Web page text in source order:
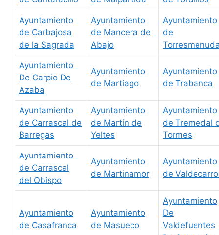
Ayuntamiento
de Carbajosa
de la Sagrada
Ayuntamiento
de Mancera de
Abajo
Ayuntamiento
de
Ayuntamiento
De Carpio De
Azaba
Ayuntamiento
de Martiago
Ayuntamiento
de Trabanca
Ayuntamiento
de Carrascal de
Barregas
Ayuntamiento
de Martín de
Yeltes
Ayuntamiento
de Tremedal
Tormes
Ayuntamiento
de Carrascal
del Obispo
Ayuntamiento
de Martinamor
Ayuntamiento
de
Ayuntamiento
de Casafranca
Ayuntamiento
de Masueco
Ayuntamiento
De
Valdefuentes